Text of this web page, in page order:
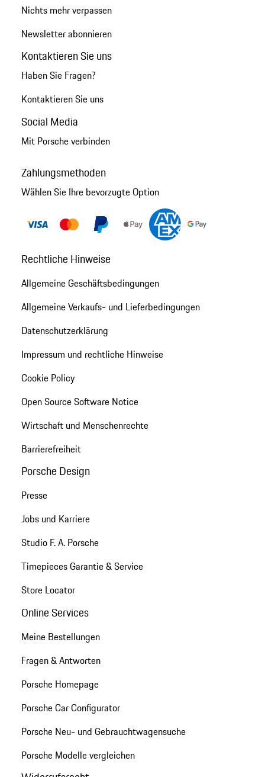
Nichts mehr verpassen
Newsletter abonnieren
Kontaktieren Sie uns
Haben Sie Fragen?
Kontaktieren Sie uns
Social Media
Mit Porsche verbinden
Zahlungsmethoden
Wählen Sie Ihre bevorzugte Option
Rechtliche Hinweise
Allgemeine Geschäftsbedingungen
Allgemeine Verkaufs- und Lieferbedingungen
Datenschutzerklärung
Impressum und rechtliche Hinweise
Cookie Policy
Open Source Software Notice
Wirtschaft und Menschenrechte
Barrierefreiheit
Porsche Design
Presse
Jobs und Karriere
Studio F. A. Porsche
Timepieces Garantie & Service
Store Locator
Online Services
Meine Bestellungen
Fragen & Antworten
Porsche Homepage
Porsche Car Configurator
Porsche Neu- und Gebrauchtwagensuche
Porsche Modelle vergleichen